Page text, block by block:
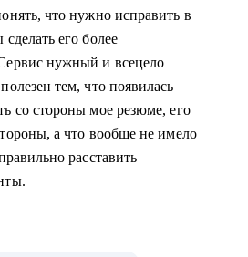
что нужно исправить в
его более
нужный и всецело
тем, что появилась
со стороны мое резюме, его
а что вообще не имело
расставить